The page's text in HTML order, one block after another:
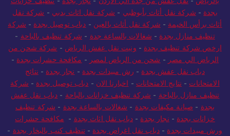
بجدة - شركة نقل أثاث بأبوظبي - شركة نقل اثاث بدبي - شركة نقل
أثاث برأس الخيمة - شركة نقل أثاث بالعين - دباب توصيل بجدة - شركة
تنظيف منازل بجدة - شغالات بالساعة جدة - شركة تنظيف بالباحة -
ارخص شركة تنظيف بجدة - ونيت نقل عفش الرياض - شركة شحن من
الرياض الي مصر - شحن من الرياض لمصر - مكافحة حشرات بجدة -
دباب نقل عفش بجدة - رش مبيدات بجدة - نجار بجدة - نتائج
الامتحانات - نتايج الامتحانات - اخبارنا الان - دباب توصيل بجدة - شركة
تنظيف منازل بالباحة - شركة تنظيف خزانات بالباحة - دباب نقل عفش
بجدة - صيانة مكيفات بجدة - شغالات بالساعة بجدة - شركة تنظيف
خزانات بجدة - نجار بجدة - دباب نقل اثاث بجدة - مكافحة حشرات
ورش مبيدات بجدة -دباب نقل اغراض بجدة -تنظيف كنب بالبخار بجدة -